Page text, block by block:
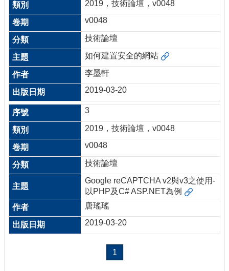
術
論
壇
產
業
專
欄
2019，技術論壇，v0048
v0048
技術論壇
如何建置安全的網站
李墨軒
2019-03-20
3
2019，技術論壇，v0048
v0048
技術論壇
Google reCAPTCHA v2與v3之使用-
以PHP及C# ASP.NET為例
唐瑤瑤
2019-03-20
1